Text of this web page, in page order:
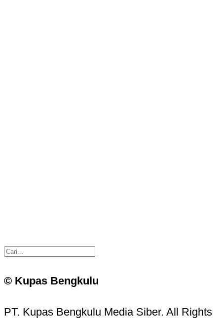
© Kupas Bengkulu
PT. Kupas Bengkulu Media Siber. All Rights